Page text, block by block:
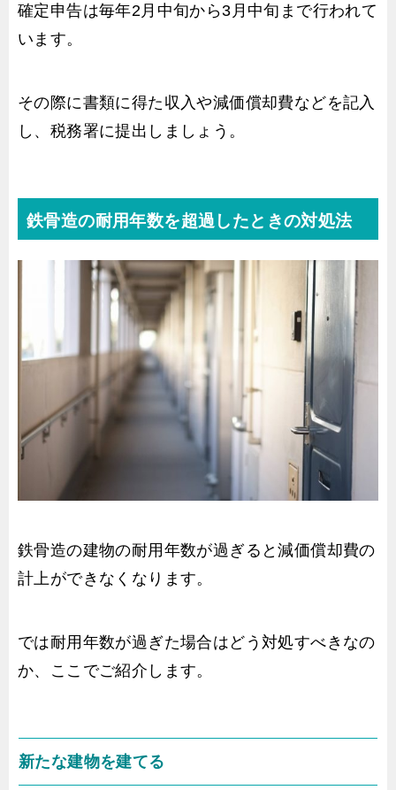
確定申告は毎年2月中旬から3月中旬まで行われて
います。
その際に書類に得た収入や減価償却費などを記入
し、税務署に提出しましょう。
鉄骨造の耐用年数を超過したときの対処法
鉄骨造の建物の耐用年数が過ぎると減価償却費の
計上ができなくなります。
では耐用年数が過ぎた場合はどう対処すべきなの
か、ここでご紹介します。
新たな建物を建てる